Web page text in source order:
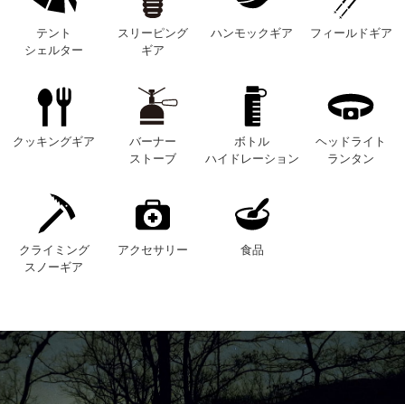
テント
シェルター
スリーピング
ギア
ハンモックギア フィールドギア
クッキングギア
バーナー
ストーブ
ボトル
ハイドレーション
ヘッドライト
ランタン
クライミング
スノーギア
アクセサリー 食品